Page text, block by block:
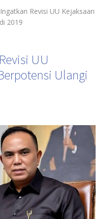
Revisi UU Kejaksaan
2019
UU
Ulangi